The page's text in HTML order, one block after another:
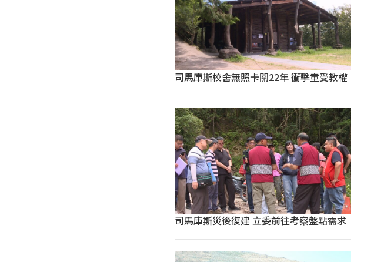
司馬庫斯校舍無照卡關22年 衝擊童受教權
司馬庫斯災後復建 立委前往考察盤點需求